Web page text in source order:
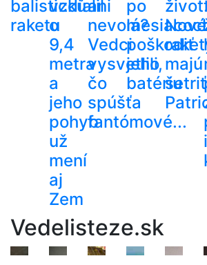
balistickú
raketu
vzdialil
o
9,4
metra
a
jeho
pohyb
už
mení
aj
Zem
ani
nevolá?
Vedci
vysvetlili,
čo
spúšťa
fantómové...
po
poškodiť
jeho
batériu
Nové
majú
šetriť
Vedelisteze.sk